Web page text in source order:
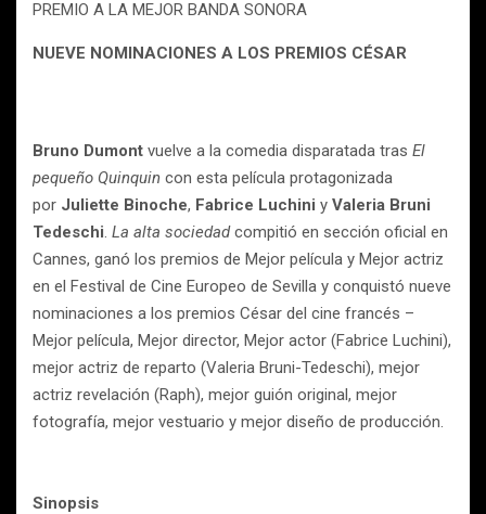
PREMIO A LA MEJOR BANDA SONORA
NUEVE NOMINACIONES A LOS PREMIOS CÉSAR
Bruno Dumont vuelve a la comedia disparatada tras El
pequeño Quinquin con esta película protagonizada
por Juliette Binoche, Fabrice Luchini y Valeria Bruni
Tedeschi. La alta sociedadcompitió en sección oficial en
Cannes, ganó los premios de Mejor película y Mejor actriz
en el Festival de Cine Europeo de Sevilla y conquistó nueve
nominaciones a los premios César del cine francés –
Mejor película, Mejor director, Mejor actor (Fabrice Luchini),
mejor actriz de reparto (Valeria Bruni-Tedeschi), mejor
actriz revelación (Raph), mejor guión original, mejor
fotografía, mejor vestuario y mejor diseño de producción.​
Sinopsis